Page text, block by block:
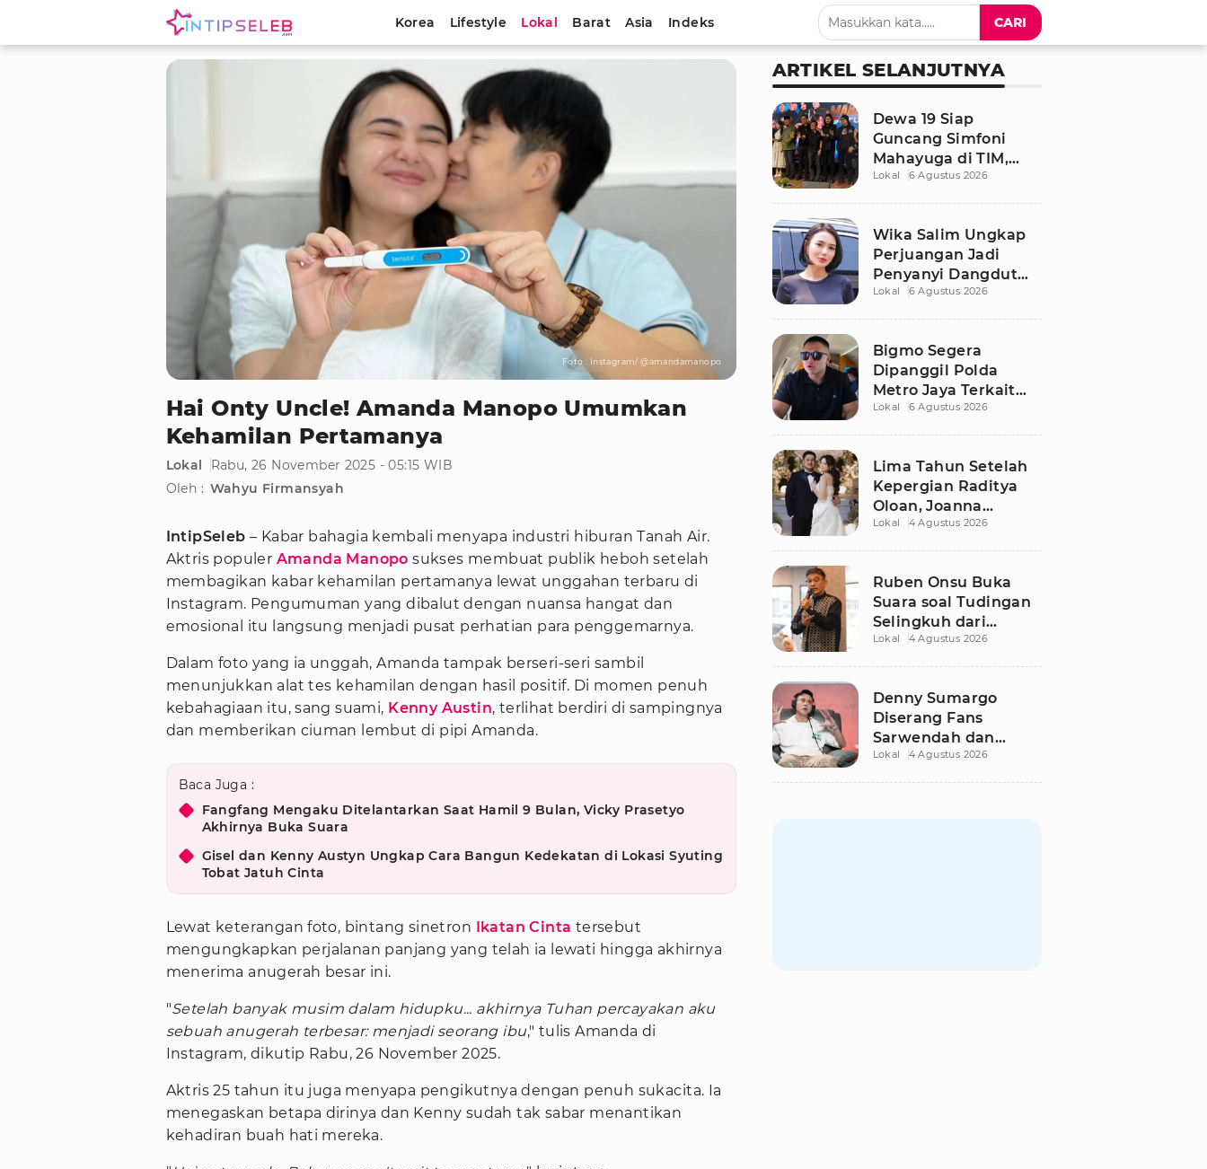
Korea Lifestyle Lokal Barat Asia Indeks CARI
Foto : Instagram/ @amandamanopo
Hai Onty Uncle! Amanda Manopo Umumkan
Kehamilan Pertamanya
Lokal
Rabu, 26 November 2025 - 05:15 WIB
Oleh : Wahyu Firmansyah
IntipSeleb – Kabar bahagia kembali menyapa industri hiburan Tanah Air.
Aktris populer Amanda Manopo sukses membuat publik heboh setelah
membagikan kabar kehamilan pertamanya lewat unggahan terbaru di
Instagram. Pengumuman yang dibalut dengan nuansa hangat dan
emosional itu langsung menjadi pusat perhatian para penggemarnya.
Dalam foto yang ia unggah, Amanda tampak berseri-seri sambil
menunjukkan alat tes kehamilan dengan hasil positif. Di momen penuh
kebahagiaan itu, sang suami, Kenny Austin, terlihat berdiri di sampingnya
dan memberikan ciuman lembut di pipi Amanda.
Baca Juga :
Fangfang Mengaku Ditelantarkan Saat Hamil 9 Bulan, Vicky Prasetyo
Akhirnya Buka Suara
Gisel dan Kenny Austyn Ungkap Cara Bangun Kedekatan di Lokasi Syuting
Tobat Jatuh Cinta
Lewat keterangan foto, bintang sinetron Ikatan Cinta tersebut
mengungkapkan perjalanan panjang yang telah ia lewati hingga akhirnya
menerima anugerah besar ini.
"Setelah banyak musim dalam hidupku... akhirnya Tuhan percayakan aku
sebuah anugerah terbesar: menjadi seorang ibu," tulis Amanda di
Instagram, dikutip Rabu, 26 November 2025.
Aktris 25 tahun itu juga menyapa pengikutnya dengan penuh sukacita. Ia
menegaskan betapa dirinya dan Kenny sudah tak sabar menantikan
kehadiran buah hati mereka.
ARTIKEL SELANJUTNYA
Dewa 19 Siap
Guncang Simfoni
Mahayuga di TIM,
Bawakan Lagu
Lokal 6 Agustus 2026
Wika Salim Ungkap
Perjuangan Jadi
Penyanyi Dangdut
Sejak SMP, Pernah
Lokal 6 Agustus 2026
Bigmo Segera
Dipanggil Polda
Metro Jaya Terkait
Dugaan Libatkan
Lokal 6 Agustus 2026
Lima Tahun Setelah
Kepergian Raditya
Oloan, Joanna
Alexandra Kembali
Lokal 4 Agustus 2026
Ruben Onsu Buka
Suara soal Tudingan
Selingkuh dari
Sarwendah
Lokal 4 Agustus 2026
Denny Sumargo
Diserang Fans
Sarwendah dan
Ruben Onsu Usai
Lokal 4 Agustus 2026